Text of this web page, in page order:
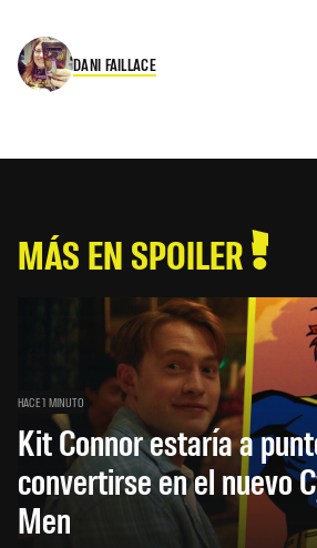
DANI FAILLACE
MÁS EN SPOILER
HACE 1 MINUTO
Kit Connor estaría a
convertirse en el nuevo
Men